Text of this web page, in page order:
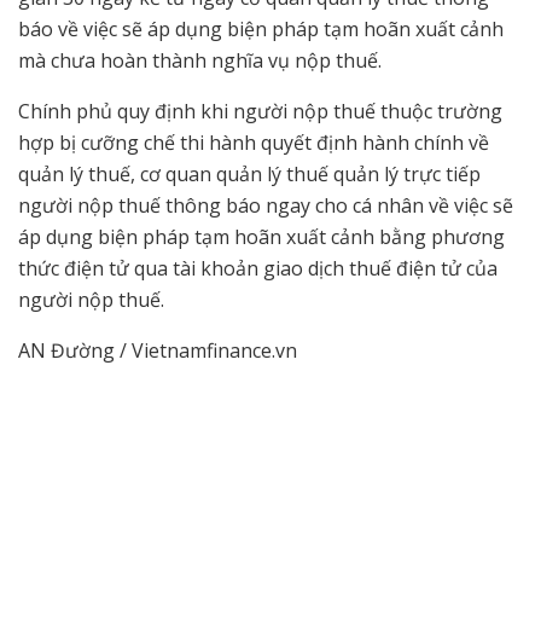
báo về việc sẽ áp dụng biện pháp tạm hoãn xuất cảnh
mà chưa hoàn thành nghĩa vụ nộp thuế.
Chính phủ quy định khi người nộp thuế thuộc trường
hợp bị cưỡng chế thi hành quyết định hành chính về
quản lý thuế, cơ quan quản lý thuế quản lý trực tiếp
người nộp thuế thông báo ngay cho cá nhân về việc sẽ
áp dụng biện pháp tạm hoãn xuất cảnh bằng phương
thức điện tử qua tài khoản giao dịch thuế điện tử của
người nộp thuế.
AN Đường / Vietnamfinance.vn